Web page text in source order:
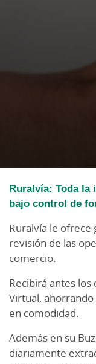
Ruralvía: Toda la
bajo control de
Ruralvía le ofrece
revisión de las
comercio.
Recibirá antes los
Virtual,
en comodidad.
Además en su
diariamente